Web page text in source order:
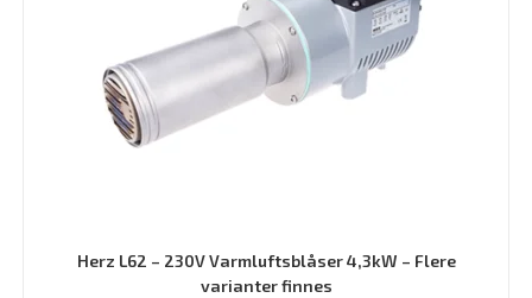
Herz L62 – 230V Varmluftsblåser 4,3kW – Flere
varianter finnes